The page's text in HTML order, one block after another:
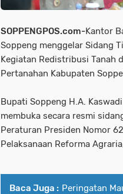
SOPPENGPOS.com-Kantor
Soppeng menggelar Sidang
Kegiatan Redistribusi Tanah
Pertanahan Kabupaten
Bupati Soppeng H.A.
membuka secara resmi
Peraturan Presiden Nomor
Pelaksanaan Reforma
Baca Juga : Peringatan